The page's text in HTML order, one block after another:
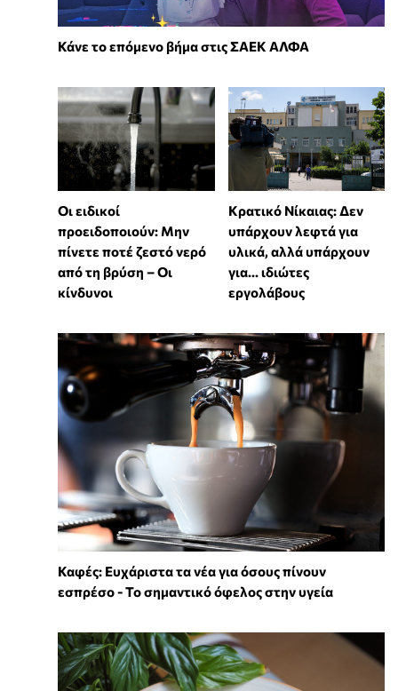
Κάνε το επόμενο βήμα στις ΣΑΕΚ ΑΛΦΑ
Οι ειδικοί
προειδοποιούν: Μην
πίνετε ποτέ ζεστό νερό
από τη βρύση – Οι
κίνδυνοι
Κρατικό Νίκαιας: Δεν
υπάρχουν λεφτά για
υλικά, αλλά υπάρχουν
για... ιδιώτες
εργολάβους
Καφές: Ευχάριστα τα νέα για όσους πίνουν
εσπρέσο - Το σημαντικό όφελος στην υγεία